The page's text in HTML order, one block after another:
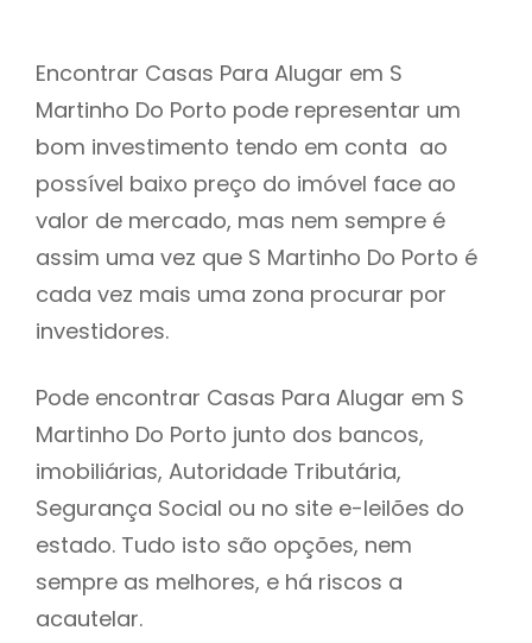
Encontrar Casas Para Alugar em S
Martinho Do Porto pode representar um
bom investimento tendo em conta ao
possível baixo preço do imóvel face ao
valor de mercado, mas nem sempre é
assim uma vez que S Martinho Do Porto é
cada vez mais uma zona procurar por
investidores.
Pode encontrar Casas Para Alugar em S
Martinho Do Porto junto dos bancos,
imobiliárias, Autoridade Tributária,
Segurança Social ou no site e-leilões do
estado. Tudo isto são opções, nem
sempre as melhores, e há riscos a
acautelar.